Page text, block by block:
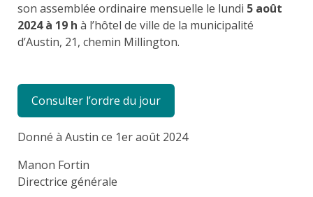
son assemblée ordinaire mensuelle le lundi 5 août
2024 à 19 h à l’hôtel de ville de la municipalité
d’Austin, 21, chemin Millington.
Consulter l’ordre du jour
Donné à Austin ce 1er août 2024
Manon Fortin
Directrice générale